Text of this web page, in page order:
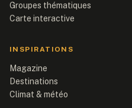
Groupes thématiques
Carte interactive
INSPIRATIONS
Magazine
Destinations
Climat & météo